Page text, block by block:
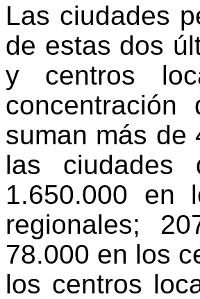
Las ciudades
de estas dos
y centros
suman más de
las ciudades
1.650.000 en
regionales;
78.000 en los
los centros